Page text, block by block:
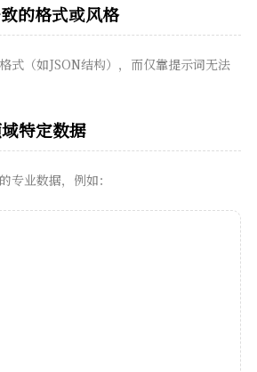
的格式或风格
式（如JSON结构），而仅靠提示词无法
特定数据
专业数据，例如：